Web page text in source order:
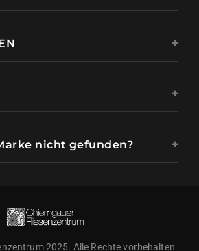
nicht gefunden?
2025. Alle Rechte vorbehalten.